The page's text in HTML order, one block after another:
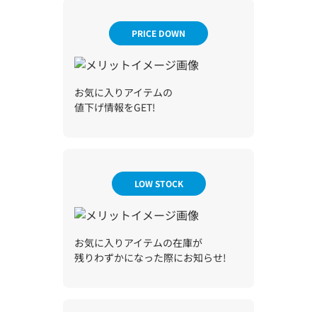
PRICE DOWN
お気に入りアイテムの
値下げ情報をGET!
LOW STOCK
お気に入りアイテムの在庫が
残りわずかになった際にお知らせ!